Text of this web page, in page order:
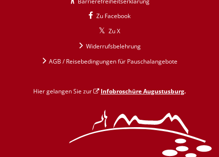
Zu Facebook
Zu X
Widerrufsbelehrung
AGB / Reisebedingungen für Pauschalangebote
Hier gelangen Sie zur Infobroschüre Augustusburg.